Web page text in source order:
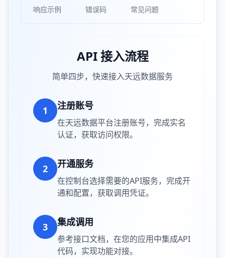
响应示例 错误码 常见问题
API 接入流程
简单四步，快速接入天远数据服务
1 注册账号
在天远数据平台注册账号，完成实名
认证，获取访问权限。
2 开通服务
在控制台选择需要的API服务，完成开
通和配置，获取调用凭证。
3 集成调用
参考接口文档，在您的应用中集成API
代码，实现功能对接。